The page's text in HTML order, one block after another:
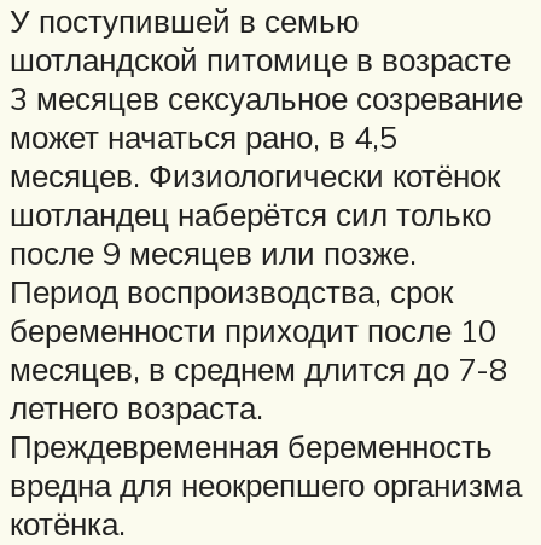
У поступившей в семью
шотландской питомице в возрасте
3 месяцев сексуальное созревание
может начаться рано, в 4,5
месяцев. Физиологически котёнок
шотландец наберётся сил только
после 9 месяцев или позже.
Период воспроизводства, срок
беременности приходит после 10
месяцев, в среднем длится до 7-8
летнего возраста.
Преждевременная беременность
вредна для неокрепшего организма
котёнка.